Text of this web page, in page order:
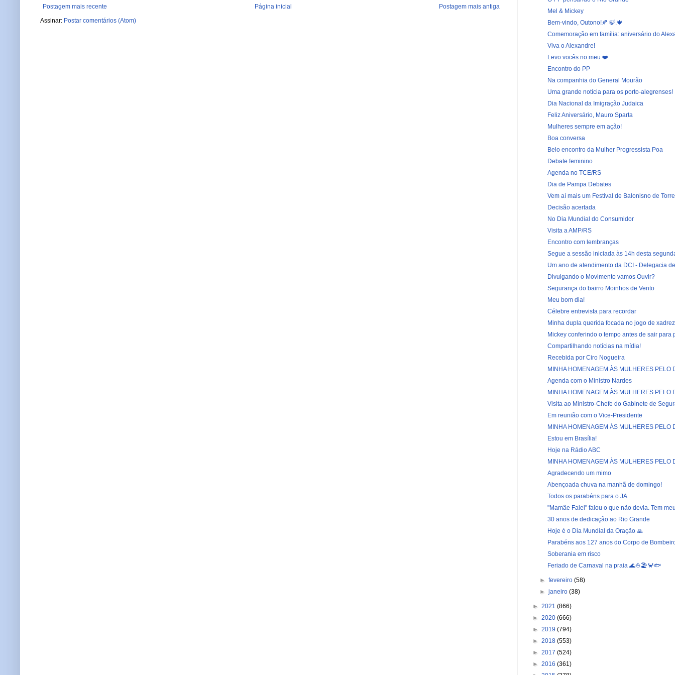
Postagem mais recente Postagem mais antiga
Página inicial
Assinar: Postar comentários (Atom)
Mel & Mickey
Bem-vindo, Outono!🍂 🍃.🍁
Comemoração em família: aniversário do
Viva o Alexandre!
Levo vocês no meu ❤️
Encontro do PP
Na companhia do General Mourão
Uma grande notícia para os porto-alegrenses!
Dia Nacional da Imigração Judaica
Feliz Aniversário, Mauro Sparta
Mulheres sempre em ação!
Boa conversa
Belo encontro da Mulher Progressista Poa
Debate feminino
Agenda no TCE/RS
Dia de Pampa Debates
Vem aí mais um Festival de Balonisno de
Decisão acertada
No Dia Mundial do Consumidor
Visita a AMP/RS
Encontro com lembranças
Segue a sessão iniciada às 14h desta
Um ano de atendimento da DCI - Delegacia
Divulgando o Movimento vamos Ouvir?
Segurança do bairro Moinhos de Vento
Meu bom dia!
Célebre entrevista para recordar
Minha dupla querida focada no jogo de xadrez
Mickey conferindo o tempo antes de sair para
Compartilhando notícias na mídia!
Recebida por Ciro Nogueira
MINHA HOMENAGEM ÀS MULHERES PELO
Agenda com o Ministro Nardes
MINHA HOMENAGEM ÀS MULHERES PELO
Visita ao Ministro-Chefe do Gabinete de
Em reunião com o Vice-Presidente
MINHA HOMENAGEM ÀS MULHERES PELO
Estou em Brasília!
Hoje na Rádio ABC
MINHA HOMENAGEM ÀS MULHERES PELO
Agradecendo um mimo
Abençoada chuva na manhã de domingo!
Todos os parabéns para o JA
"Mamãe Falei" falou o que não devia. Tem
30 anos de dedicação ao Rio Grande
Hoje é o Dia Mundial da Oração 🙏
Parabéns aos 127 anos do Corpo de
Soberania em risco
Feriado de Carnaval na praia 🌊⛵️🏖🦀🐟
►fevereiro(58)
►janeiro(38)
► 2021 (866)
► 2020 (666)
► 2019 (794)
► 2018 (553)
► 2017 (524)
► 2016 (361)